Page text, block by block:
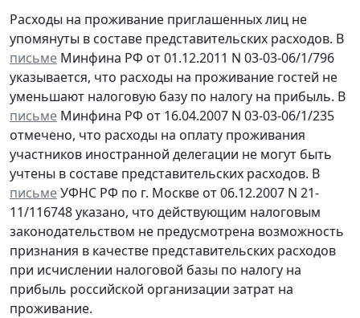
Расходы на проживание приглашенных лиц не
упомянуты в составе представительских расходов. В
письме Минфина РФ от 01.12.2011 N 03-03-06/1/796
указывается, что расходы на проживание гостей не
уменьшают налоговую базу по налогу на прибыль. В
письме Минфина РФ от 16.04.2007 N 03-03-06/1/235
отмечено, что расходы на оплату проживания
участников иностранной делегации не могут быть
учтены в составе представительских расходов. В
письмеУФНС РФ по г. Москве от 06.12.2007 N 21-
11/116748 указано, что действующим налоговым
законодательством не предусмотрена возможность
признания в качестве представительских расходов
при исчислении налоговой базы по налогу на
прибыль российской организации затрат на
проживание.